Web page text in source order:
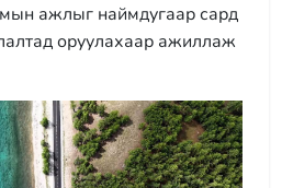
ажлыг наймдугаар сард
оруулахаар ажиллаж